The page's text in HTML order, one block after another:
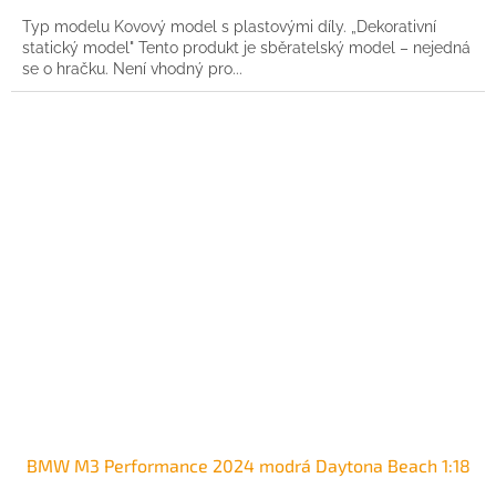
Typ modelu Kovový model s plastovými díly. „Dekorativní
statický model" Tento produkt je sběratelský model – nejedná
se o hračku. Není vhodný pro...
BMW M3 Performance 2024 modrá Daytona Beach 1:18